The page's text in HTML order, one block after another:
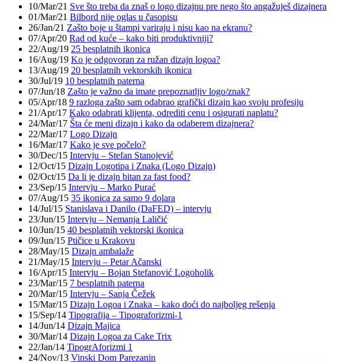
10/Mar/21 Sve što treba da znaš o logo dizajnu pre nego što angažuješ dizajnera
01/Mar/21 Bilbord nije oglas u časopisu
26/Jan/21 Zašto boje u štampi variraju i nisu kao na ekranu?
07/Apr/20 Rad od kuće – kako biti produktivniji?
22/Aug/19 25 besplatnih ikonica
16/Aug/19 Ko je odgovoran za ružan dizajn logoa?
13/Aug/19 20 besplatnih vektorskih ikonica
30/Jul/19 10 besplatnih paterna
07/Jun/18 Zašto je važno da imate prepoznatljiv logo/znak?
05/Apr/18 9 razloga zašto sam odabrao grafički dizajn kao svoju profesiju
21/Apr/17 Kako odabrati klijenta, odrediti cenu i osigurati naplatu?
24/Mar/17 Šta će meni dizajn i kako da odaberem dizajnera?
22/Mar/17 Logo Dizajn
16/Mar/17 Kako je sve počelo?
30/Dec/15 Intervju – Stefan Stanojević
12/Oct/15 Dizajn Logotipa i Znaka (Logo Dizajn)
02/Oct/15 Da li je dizajn bitan za fast food?
23/Sep/15 Intervju – Marko Purać
07/Aug/15 35 ikonica za samo 9 dolara
14/Jul/15 Stanislava i Danilo (DaFED) – intervju
23/Jun/15 Intervju – Nemanja Laličić
10/Jun/15 40 besplatnih vektorski ikonica
09/Jun/15 Ptičice u Krakovu
28/May/15 Dizajn ambalaže
21/May/15 Intervju – Petar Ačanski
16/Apr/15 Intervju – Bojan Stefanović Logoholik
23/Mar/15 7 besplatnih paterna
20/Mar/15 Intervju – Sanja Čežek
15/Mar/15 Dizajn Logoa i Znaka – kako doći do najboljeg rešenja
15/Sep/14 Tipografija – Tipograforizmi-1
14/Jun/14 Dizajn Majica
30/Mar/14 Dizajn Logoa za Cake Trix
22/Jan/14 TipogrAforizmi 1
24/Nov/13 Vinski Dom Parezanin